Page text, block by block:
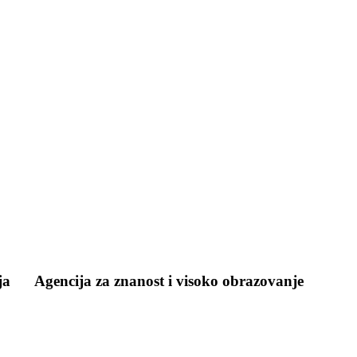
Agencija za znanost i visoko obrazovanje